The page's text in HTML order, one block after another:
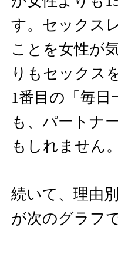
す。セックス
ことを女性が
りもセックス
1番目の「毎
も、パートナ
もしれません。
続いて、理由
が次のグラフ